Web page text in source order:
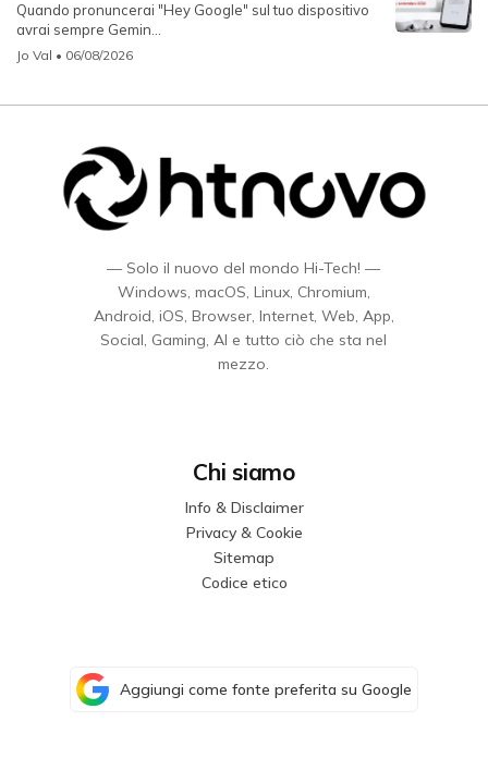
Quando pronuncerai "Hey Google" sul tuo dispositivo
avrai sempre Gemin...
Jo Val • 06/08/2026
— Solo il nuovo del mondo Hi-Tech! —
Windows, macOS, Linux, Chromium,
Android, iOS, Browser, Internet, Web, App,
Social, Gaming, AI e tutto ciò che sta nel
mezzo.
Chi siamo
Info & Disclaimer
Privacy & Cookie
Sitemap
Codice etico
Aggiungi come fonte preferita su Google